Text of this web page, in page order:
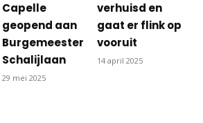
Capelle
geopend aan
Burgemeester
Schalijlaan
29 mei 2025
verhuisd en
gaat er flink op
vooruit
14 april 2025